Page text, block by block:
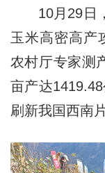
10月29日，
玉米高密高产
农村厅专家测
亩产达
刷新我国西南